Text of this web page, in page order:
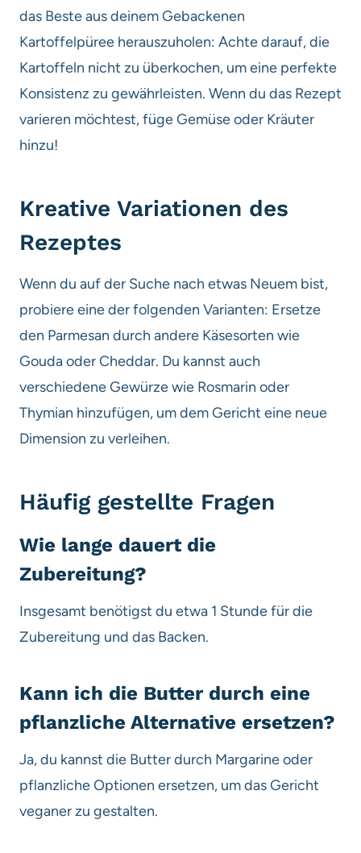
das Beste aus deinem Gebackenen
Kartoffelpüree herauszuholen: Achte darauf, die
Kartoffeln nicht zu überkochen, um eine perfekte
Konsistenz zu gewährleisten. Wenn du das Rezept
varieren möchtest, füge Gemüse oder Kräuter
hinzu!
Kreative Variationen des
Rezeptes
Wenn du auf der Suche nach etwas Neuem bist,
probiere eine der folgenden Varianten: Ersetze
den Parmesan durch andere Käsesorten wie
Gouda oder Cheddar. Du kannst auch
verschiedene Gewürze wie Rosmarin oder
Thymian hinzufügen, um dem Gericht eine neue
Dimension zu verleihen.
Häufig gestellte Fragen
Wie lange dauert die
Zubereitung?
Insgesamt benötigst du etwa 1 Stunde für die
Zubereitung und das Backen.
Kann ich die Butter durch eine
pflanzliche Alternative ersetzen?
Ja, du kannst die Butter durch Margarine oder
pflanzliche Optionen ersetzen, um das Gericht
veganer zu gestalten.